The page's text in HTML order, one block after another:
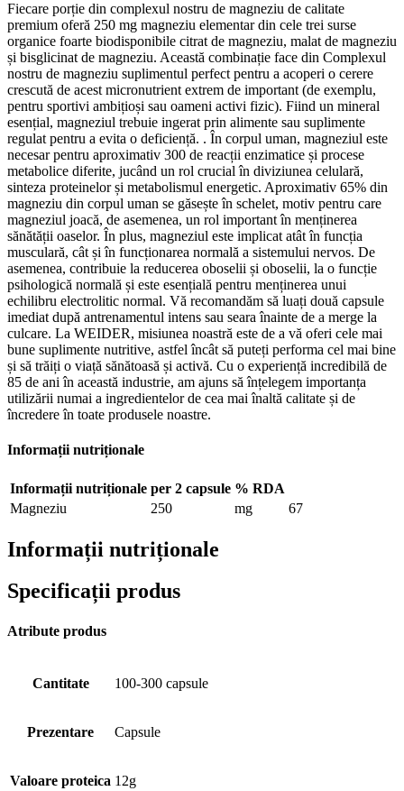
Fiecare porție din complexul nostru de magneziu de calitate
premium oferă 250 mg magneziu elementar din cele trei surse
organice foarte biodisponibile citrat de magneziu, malat de magneziu
și bisglicinat de magneziu. Această combinație face din Complexul
nostru de magneziu suplimentul perfect pentru a acoperi o cerere
crescută de acest micronutrient extrem de important (de exemplu,
pentru sportivi ambițioși sau oameni activi fizic). Fiind un mineral
esențial, magneziul trebuie ingerat prin alimente sau suplimente
regulat pentru a evita o deficiență. . În corpul uman, magneziul este
necesar pentru aproximativ 300 de reacții enzimatice și procese
metabolice diferite, jucând un rol crucial în diviziunea celulară,
sinteza proteinelor și metabolismul energetic. Aproximativ 65% din
magneziu din corpul uman se găsește în schelet, motiv pentru care
magneziul joacă, de asemenea, un rol important în menținerea
sănătății oaselor. În plus, magneziul este implicat atât în ​​funcția
musculară, cât și în funcționarea normală a sistemului nervos. De
asemenea, contribuie la reducerea oboselii și oboselii, la o funcție
psihologică normală și este esențială pentru menținerea unui
echilibru electrolitic normal. Vă recomandăm să luați două capsule
imediat după antrenamentul intens sau seara înainte de a merge la
culcare. La WEIDER, misiunea noastră este de a vă oferi cele mai
bune suplimente nutritive, astfel încât să puteți performa cel mai bine
și să trăiți o viață sănătoasă și activă. Cu o experiență incredibilă de
85 de ani în această industrie, am ajuns să înțelegem importanța
utilizării numai a ingredientelor de cea mai înaltă calitate și de
încredere în toate produsele noastre.
Informații nutriționale
Informații nutriționale per 2 capsule % RDA
Magneziu
250 mg 67
Informații nutriționale
Specificații produs
Atribute produs
Cantitate 100-300 capsule
Prezentare Capsule
Valoare proteica 12g